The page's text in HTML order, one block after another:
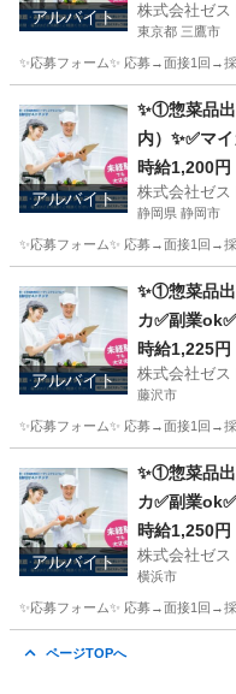
アルバイト 株式会社ゼ
東京都 三鷹市
✨応募フォーム✨ 応募→面接1回→
キッチン
アルバイト
✨①惣菜品
内）✨✅マ
養内ok✅週2
時給1,200円
株式会社ゼ
静岡県 静岡市
✨応募フォーム✨ 応募→面接1回→
キッチン
アルバイト
✨①惣菜品
カ✅副業
内ok
時給1,225円
株式会社ゼ
藤沢市
✨応募フォーム✨ 応募→面接1回→
キッチン
アルバイト
✨①惣菜品
カ✅副業
内ok
時給1,250円
株式会社ゼ
横浜市
✨応募フォーム✨ 応募→面接1回→
ページTOPへ